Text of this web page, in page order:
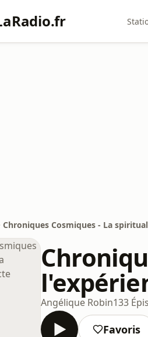
Chroniques Cosmiques - La
Angélique Robin133
Favoris